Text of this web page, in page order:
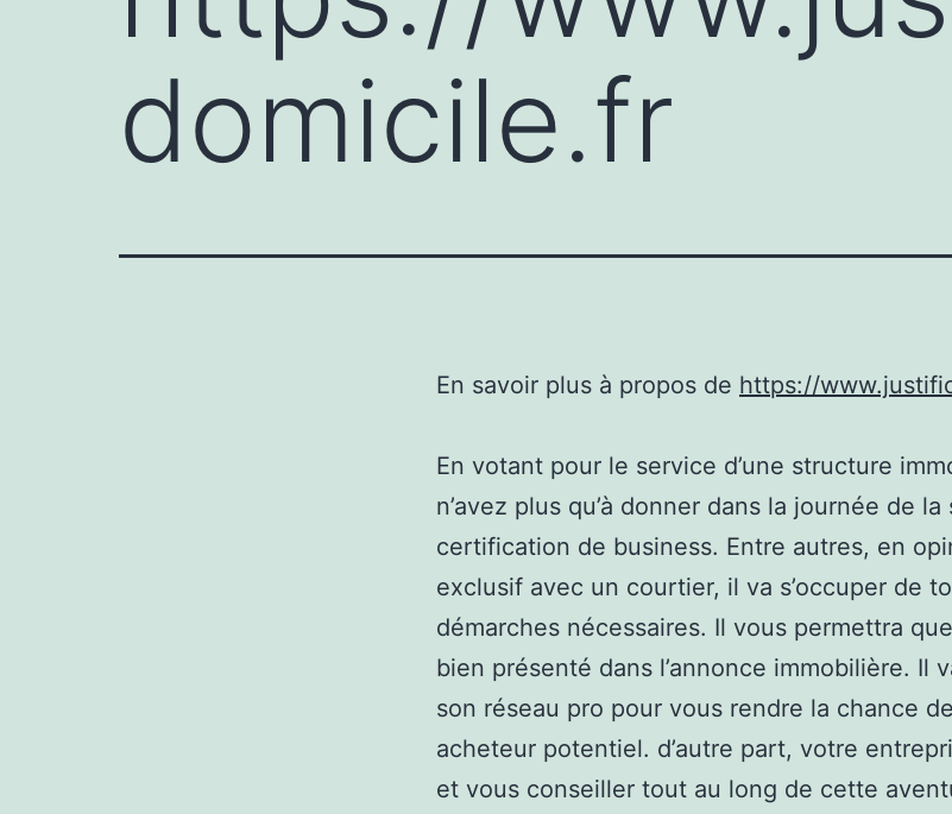
domicile.fr
En savoir plus à propos de https://
En votant pour le service d’une structure
n’avez plus qu’à donner dans la journée de la
certification de business. Entre autres, en
exclusif avec un courtier, il va s’occuper de
démarches nécessaires. Il vous permettra
bien présenté dans l’annonce immobilière. Il
son réseau pro pour vous rendre la chance
acheteur potentiel. d’autre part, votre
et vous conseiller tout au long de cette